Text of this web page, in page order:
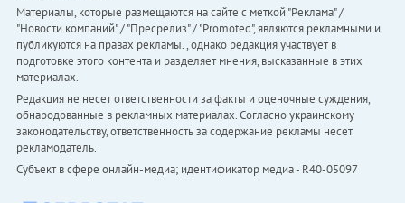
Материалы, которые размещаются на сайте с меткой "Реклама" /
"Новости компаний" / "Пресрелиз" / "Promoted", являются рекламными и
публикуются на правах рекламы. , однако редакция участвует в
подготовке этого контента и разделяет мнения, высказанные в этих
материалах.
Редакция не несет ответственности за факты и оценочные суждения,
обнародованные в рекламных материалах. Согласно украинскому
законодательству, ответственность за содержание рекламы несет
рекламодатель.
Субъект в сфере онлайн-медиа; идентификатор медиа - R40-05097